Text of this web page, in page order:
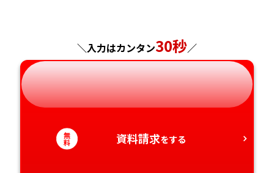
神奈川県
長野県
岐阜県
静岡県
愛知県
兵庫県
奈良県
和歌山県
広島県
山口県
徳島県
香川県
長崎県
熊本県
大分県
宮崎県
＼入力はカンタン30秒／
無
料 資料請求をする